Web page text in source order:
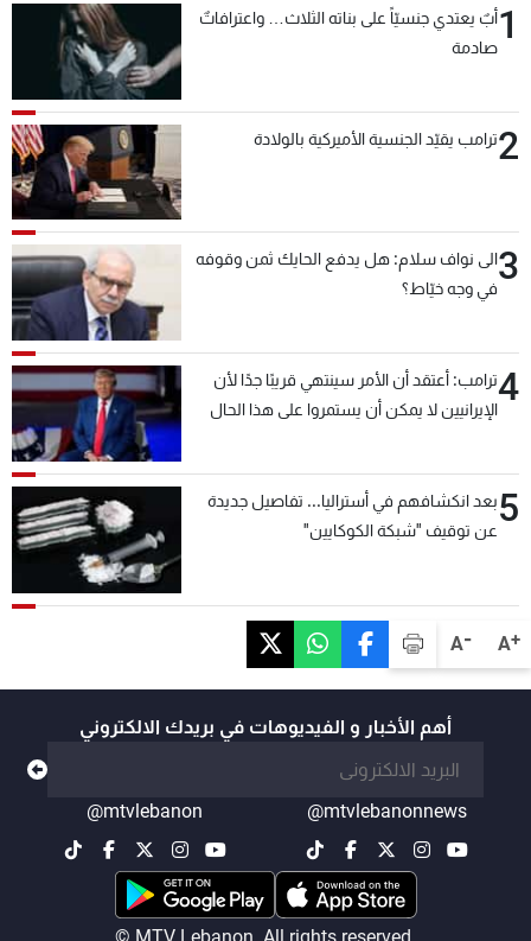
A+
A-
1أبٌ يعتدي جنسيّاً على بناته الثلاث… واعترافاتٌ
صادمة
2ترامب يقيّد الجنسية الأميركية بالولادة
3الى نواف سلام: هل يدفع الحايك ثمن وقوفه
في وجه خيّاط؟
4ترامب: أعتقد أن الأمر سينتهي قريبًا جدًا لأن
الإيرانيين لا يمكن أن يستمروا على هذا الحال
5بعد انكشافهم في أستراليا... تفاصيل جديدة
عن توقيف "شبكة الكوكايين"
أهم الأخبار و الفيديوهات في بريدك الالكتروني
@mtvlebanonnews
@mtvlebanon